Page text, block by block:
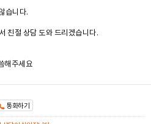
습니다.
친절 상담 도와 드리겠습니다.
해주세요
통화하기